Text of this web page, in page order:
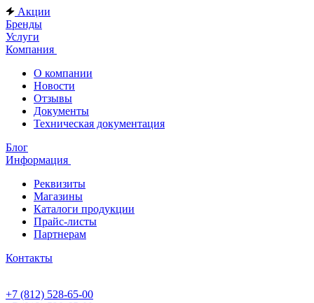
Акции
Бренды
Услуги
Компания
О компании
Новости
Отзывы
Документы
Техническая документация
Блог
Информация
Реквизиты
Магазины
Каталоги продукции
Прайс-листы
Партнерам
Контакты
+7 (812) 528-65-00